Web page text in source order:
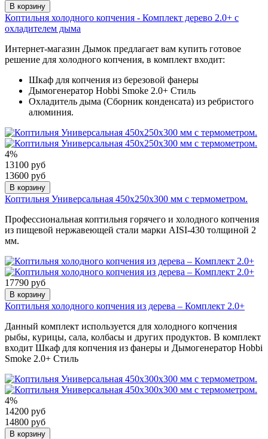
В корзину
Коптильня холодного копчения - Комплект дерево 2.0+ с
охладителем дыма
Интернет-магазин Дымок предлагает вам купить готовое
решение для холодного копчения, в комплект входит:
Шкаф для копчения из березовой фанеры
Дымогенератор Hobbi Smoke 2.0+ Стиль
Охладитель дыма (Сборник конденсата) из ребристого
алюминия.
4%
13100 руб
13600 руб
В корзину
Коптильня Универсальная 450х250х300 мм с термометром.
Профессиональная коптильня горячего и холодного копчения
из пищевой нержавеющей стали марки AISI-430 толщиной 2
мм.
17790 руб
В корзину
Коптильня холодного копчения из дерева – Комплект 2.0+
Данный комплект используется для холодного копчения
рыбы, курицы, сала, колбасы и других продуктов. В комплект
входит Шкаф для копчения из фанеры и Дымогенератор Hobbi
Smoke 2.0+ Стиль
4%
14200 руб
14800 руб
В корзину